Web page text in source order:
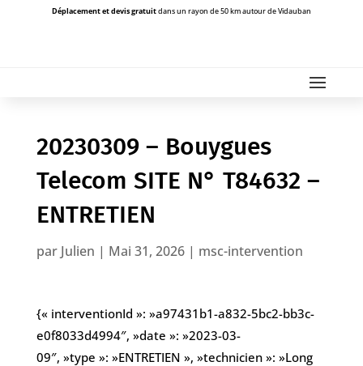
Déplacement et devis gratuitdans un rayon de 50 km autour de Vidauban
20230309 – Bouygues
Telecom SITE N° T84632 –
ENTRETIEN
par Julien | Mai 31, 2026| msc-intervention
{« interventionId »: »a97431b1-a832-5bc2-bb3c-
e0f8033d4994″, »date »: »2023-03-
09″, »type »: »ENTRETIEN », »technicien »: »Long